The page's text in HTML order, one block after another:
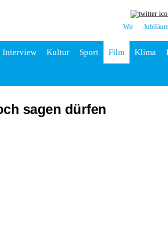
Wir
Interview Kultur Sport Film Klima
sagen dürfen